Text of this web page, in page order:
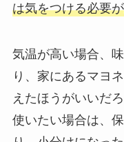
は気をつける必要
気温が高い場合、
り、家にあるマヨ
えたほうがいいだ
使いたい場合は、